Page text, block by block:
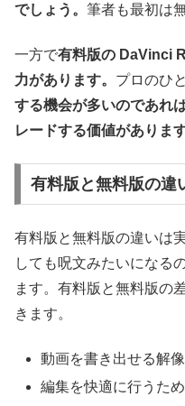
でしょう。 筆者も最初は
一方で有料版の DaVinci
力があります。 プロのひ
する機会が多いのであれ
レードする価値があります
有料版と無料版の違
有料版と無料版の違いは
しても呪文みたいになる
ます。有料版と無料版の
きます。
動画を書き出せる解
編集を快適に行うた